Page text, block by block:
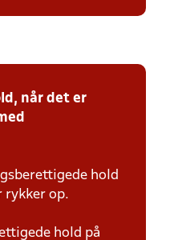
når det er
hold
rykker op.
hold på